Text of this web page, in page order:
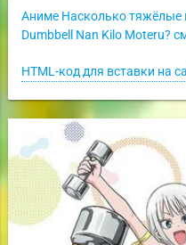
Аниме Насколько тяжёлые
Dumbbell Nan Kilo Moteru?
HTML-код для вставки на